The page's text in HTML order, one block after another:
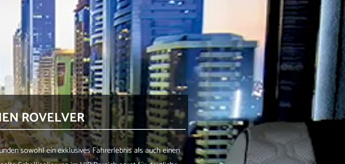
ROVELVER
sowohl ein exklusives Fahrerlebnis als auch einen